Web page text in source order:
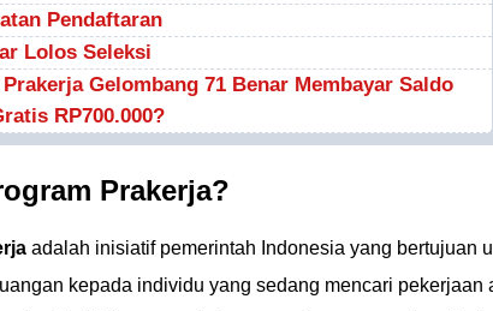
Pendaftaran
Lolos Seleksi
Gelombang 71 Benar Membayar Saldo
RP700.000?
Prakerja?
adalah inisiatif pemerintah Indonesia yang bertujuan
kepada individu yang sedang mencari pekerjaan